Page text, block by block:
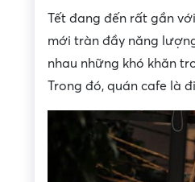
Tết đang đến rất gần
mới tràn đầy năng
nhau những khó khăn
Trong đó, quán cafe là